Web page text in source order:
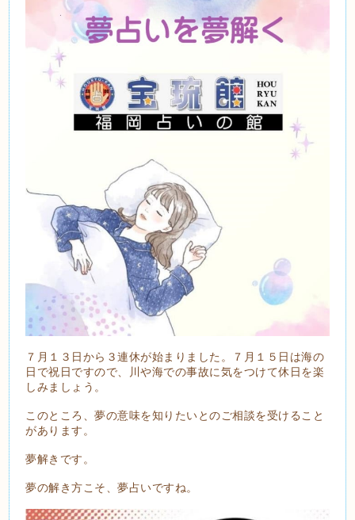
７月１３日から３連休が始まりました。７月１５日は海の
日で祝日ですので、川や海での事故に気をつけて休日を楽
しみましょう。
このところ、夢の意味を知りたいとのご相談を受けること
があります。
夢解きです。
夢の解き方こそ、夢占いですね。